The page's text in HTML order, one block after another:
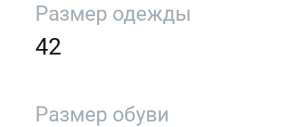
Размер одежды
42
Размер обуви